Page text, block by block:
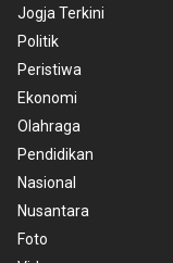
Jogja Terkini
Politik
Peristiwa
Ekonomi
Olahraga
Pendidikan
Nasional
Nusantara
Foto